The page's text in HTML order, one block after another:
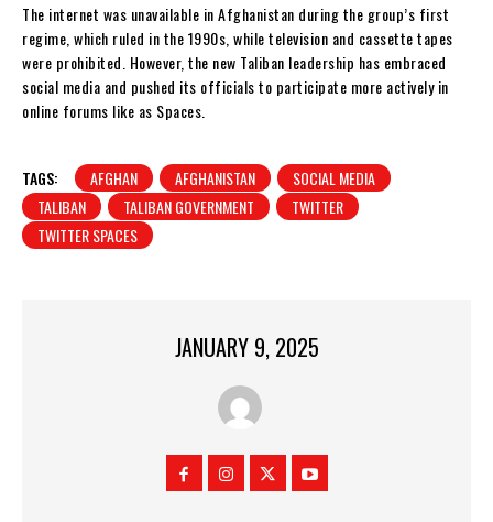
The internet was unavailable in Afghanistan during the group’s first
regime, which ruled in the 1990s, while television and cassette tapes
were prohibited. However, the new Taliban leadership has embraced
social media and pushed its officials to participate more actively in
online forums like as Spaces.
TAGS: AFGHAN AFGHANISTAN
SOCIAL MEDIA
TALIBAN
TALIBAN GOVERNMENT
TWITTER
TWITTER SPACES
JANUARY 9, 2025